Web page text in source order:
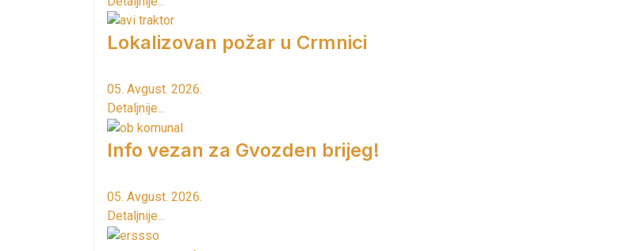
Lokalizovan požar u Crmnici
05. Avgust. 2026.
Detaljnije...
Info vezan za Gvozden brijeg!
05. Avgust. 2026.
Detaljnije...